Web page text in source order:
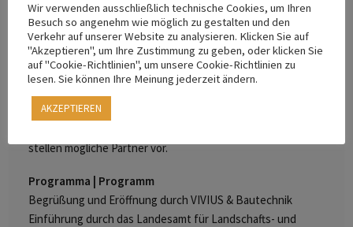
Andreas Amft von Enregis (D), wie das
Schwammstadtkonzept in der Praxis funktioniert – anhand
internationaler Best-Practice-Beispiele seines
renommierten Projektteams sowie konkreter Maßnahmen
wirkungsvoll und erfolgreich realisiert werden kann. Zum
stellen mögliche Partner vor.
Programma | Programm
Begrüßung und Eröffnung durch VIVIUS & Bautechnik
Einführung durch das Landesamt für Landschafts- und
Wir verwenden ausschließlich technische Cookies, um Ihren
Besuch so angenehm wie möglich zu gestalten und den
Verkehr auf unserer Website zu analysieren. Klicken Sie auf
"Akzeptieren", um Ihre Zustimmung zu geben, oder klicken Sie
auf "Cookie-Richtlinien", um unsere Cookie-Richtlinien zu
lesen. Sie können Ihre Meinung jederzeit ändern.
AKZEPTIEREN